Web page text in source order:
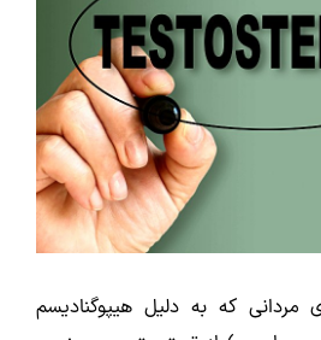
مردانی که به دلیل هیپوگنادیسم